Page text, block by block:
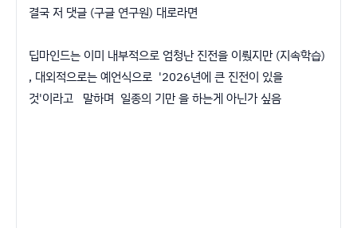
결국 저 댓글 (구글 연구원) 대로라면
딥마인드는 이미 내부적으로 엄청난 진전을 이뤘지만 (지속학습)
, 대외적으로는 예언식으로 '2026년에 큰 진전이 있을
것'이라고 말하며 일종의 기만 을 하는게 아닌가 싶음